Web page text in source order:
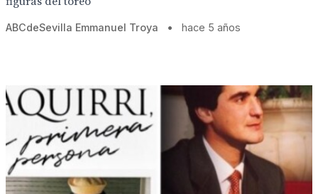
ABCdeSevilla Emmanuel Troya • hace 5 años